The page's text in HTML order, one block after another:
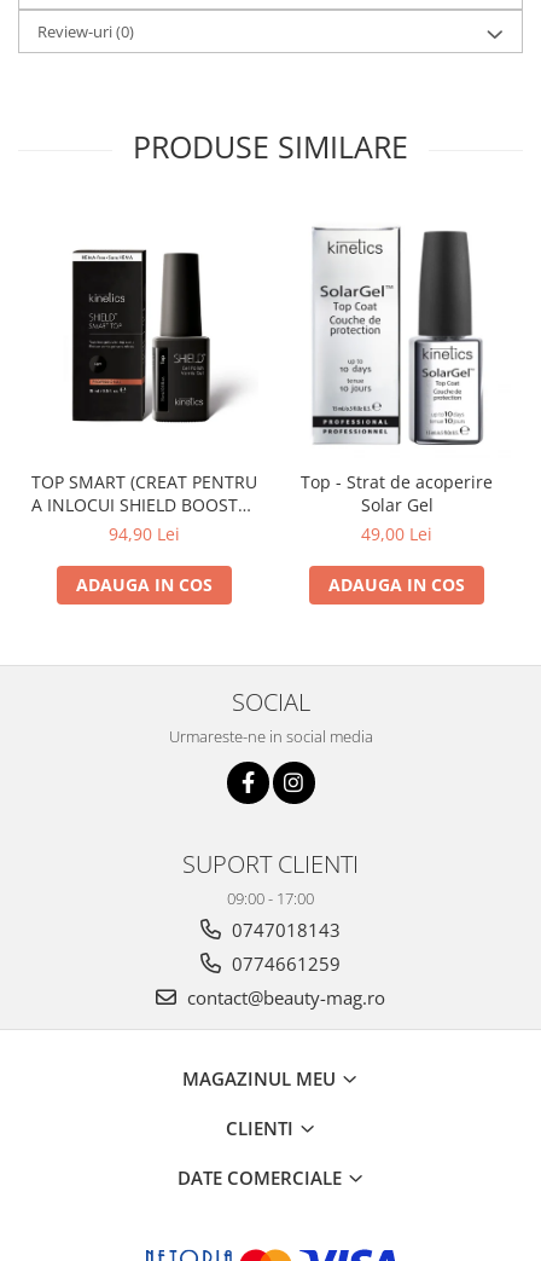
Review-uri(0)
PRODUSE SIMILARE
TOP SMART (CREAT PENTRU
A INLOCUI SHIELD BOOSTER
TACK FREE TOP COAT)
94,90 Lei
ADAUGA IN COS
Top - Strat de acoperire
Solar Gel
49,00 Lei
ADAUGA IN COS
SOCIAL
Urmareste-ne in social media
SUPORT CLIENTI
09:00 - 17:00
0747018143
0774661259
contact@beauty-mag.ro
MAGAZINUL MEU
CLIENTI
DATE COMERCIALE